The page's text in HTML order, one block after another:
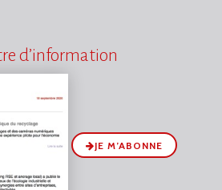
d’information
JE M’ABONNE